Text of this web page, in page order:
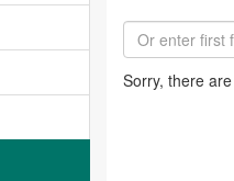
Sorry, there